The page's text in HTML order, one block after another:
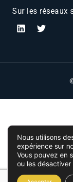
Sur les réseaux
Nous utilisons
expérience sur
Vous pouvez en
ou les désactiver